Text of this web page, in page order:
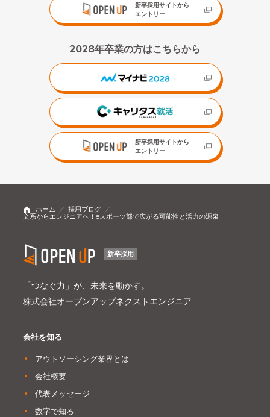
新卒採用サイトから
エントリー
2028年卒業の方はこちらから
新卒採用サイトから
エントリー
ホーム
採用ブログ
文系からエンジニアへ！eスポーツ部で広がる可能性と活力の源泉
会社を知る
アウトソーシング業界とは
会社概要
代表メッセージ
数字で知る
新卒採用
「つなぐ力」が、未来を動かす。
株式会社オープンアップネクストエンジニア